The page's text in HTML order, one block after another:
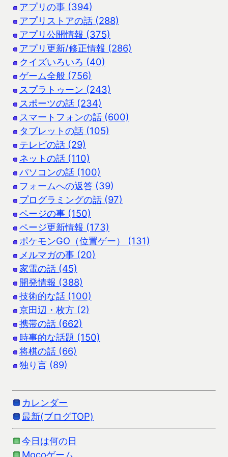
アプリの事 (394)
アプリストアの話 (288)
アプリ公開情報 (375)
アプリ更新/修正情報 (286)
クイズいろいろ (40)
ゲーム全般 (756)
スプラトゥーン (243)
スポーツの話 (234)
スマートフォンの話 (600)
タブレットの話 (105)
テレビの話 (29)
ネットの話 (110)
パソコンの話 (100)
フォームへの返答 (39)
プログラミングの話 (97)
ページの事 (150)
ページ更新情報 (173)
ポケモンGO（位置ゲー） (131)
メルマガの事 (20)
家電の話 (45)
開発情報 (388)
技術的な話 (100)
京田辺・枚方 (2)
携帯の話 (662)
時事的な話題 (150)
将棋の話 (66)
独り言 (89)
カレンダー
最新(ブログTOP)
今日は何の日
Mocoゲーム